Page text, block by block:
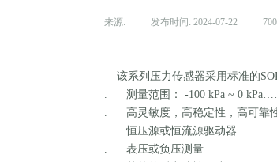
来源: 发布时间: 2024-07-22
该系列压力传感器采用标准的
. 测量范围： -100 kPa ~ 0
. 高灵敏度，高稳定性，高可靠
. 恒压源或恒流源驱动器
. 表压或负压测量